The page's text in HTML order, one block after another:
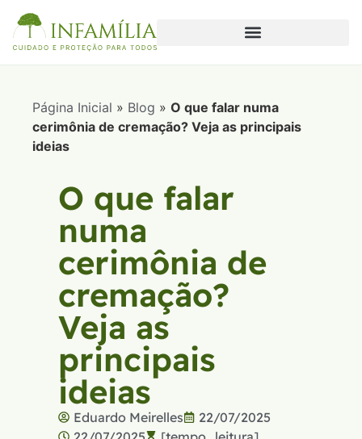
Página Inicial » Blog » O que falar numa
cerimônia de cremação? Veja as principais
ideias
O que falar
numa
cerimônia de
cremação?
Veja as
principais
ideias
Eduardo Meirelles
22/07/2025